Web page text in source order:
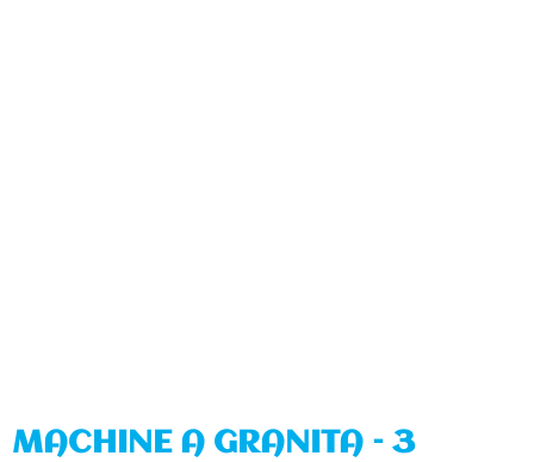
MACHINE A GRANITA – 3